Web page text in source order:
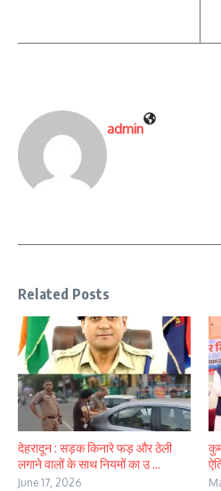
admin
Related Posts
देहरादून : सड़क किनारे फड़ और ठेली
लगाने वालों के साथ नियमों का उ ...
June 17, 2026